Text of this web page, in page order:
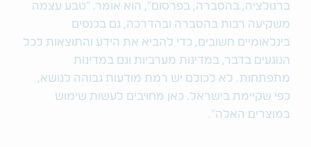
ברגולציה, בהסברה, בפרסום", הוא אומר. "טבע עצמה
משקיעה רבות בהסברה ובהדרכה, גם בכנסים
בינלאומיים חשובים, כדי להביא את הידע והתוצאות לכל
הנוגעים בדבר, במדינות מערביות וגם במדינות
מתפתחות. לא לכולם יש רמת מודעות גבוהה לנושא,
כפי שקיימת בישראל. כאן מחויבים לעשות שימוש
במוצרים האלה".